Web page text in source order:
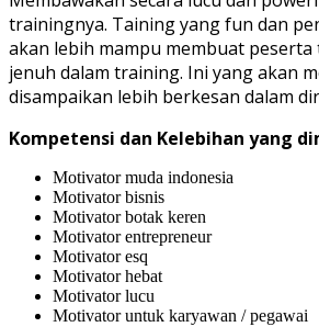
trainingnya. Taining yang fun dan
akan lebih mampu membuat peserta
jenuh dalam training. Ini yang akan
disampaikan lebih berkesan dalam
Kompetensi dan Kelebihan yang
Motivator muda indonesia
Motivator bisnis
Motivator botak keren
Motivator entrepreneur
Motivator esq
Motivator hebat
Motivator lucu
Motivator untuk karyawan / pegawai